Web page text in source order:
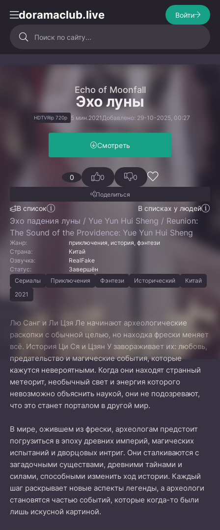
doramaclub.live Войти
Echo of Moonfall
Эхо луны
HDTVRip 720p 5 мин.2021 Добавлено: 29-10-2025, 00:27
Смотреть
0
В список В списках у людей
0 0
Поделиться
Эхо падения луны / Yue Yun Hui Sheng / Reunion:
The Sound of the Providence: Yue Yun Hui Sheng
Жанр:
приключения, история, фэнтези
Страна:
Китай
Озвучка:
RealFake
Статус:
Завершён
Сериалы
Приключения Фэнтези Исторический
Китай
2021
Лю Санг и Ли Цзя Ле начинают археологические
раскопки с обычной целью, но находка фрески меняет
всё. История Ци Ся и Цзян У завораживает их: любовь,
предательство и магические события, которые
кажутся невероятными. Когда они находят странный
метеорит, необычный свет и энергия которого
невозможно объяснить наукой, они не подозревают,
что это станет порталом в другой мир.
В мире, ожившем из фрески, археологам предстоит
погрузиться в эпоху древних империй, магических
испытаний и дворцовых интриг. Они сталкиваются с
загадочными существами, древними тайнами и
силами, способными изменить ход истории. Каждый
шаг раскрывает новые аспекты легенды, а археологи
становятся частью событий, которые когда-то были
лишь искусной картиной.